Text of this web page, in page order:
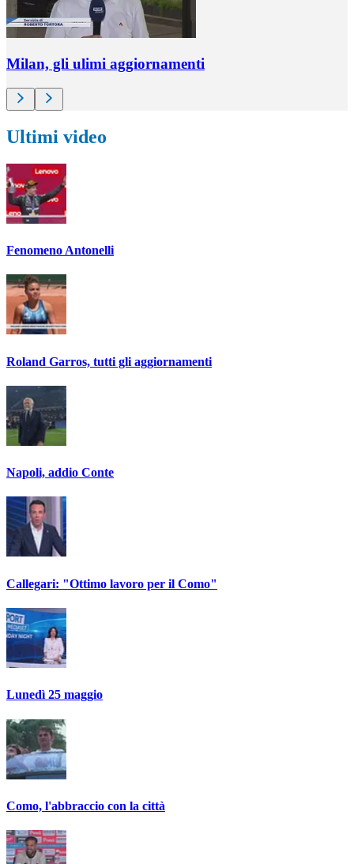
Milan, gli ulimi aggiornamenti
Ultimi video
Fenomeno Antonelli
Roland Garros, tutti gli aggiornamenti
Napoli, addio Conte
Callegari: "Ottimo lavoro per il Como"
Lunedì 25 maggio
Como, l'abbraccio con la città